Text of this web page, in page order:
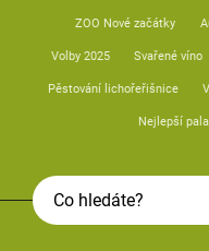
ZOO Nové začátky
Volby 2025 Svařené víno
Pěstování lichořeřišnice
Nejlepší